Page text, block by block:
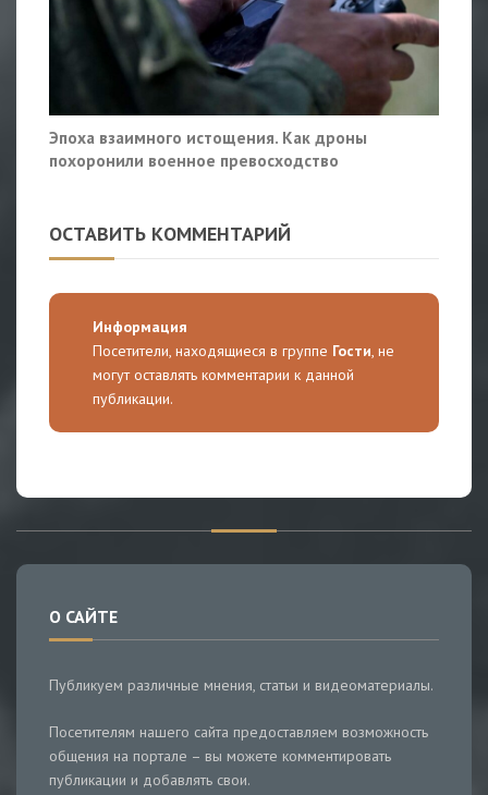
Эпоха взаимного истощения. Как дроны
похоронили военное превосходство
ОСТАВИТЬ КОММЕНТАРИЙ
Информация
Посетители, находящиеся в группе Гости, не
могут оставлять комментарии к данной
публикации.
О САЙТЕ
Публикуем различные мнения, статьи и видеоматериалы.
Посетителям нашего сайта предоставляем возможность
общения на портале – вы можете комментировать
публикации и добавлять свои.